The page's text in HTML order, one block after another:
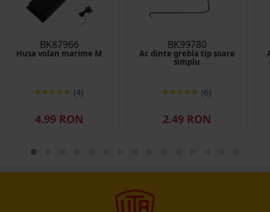
BK87966
Husa volan marime M
(4)
4.99 RON
BK99780
Ac dinte grebla tip soare
simplu
(6)
2.49 RON